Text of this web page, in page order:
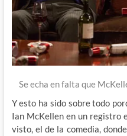
Se echa en falta que
Y esto ha sido sobre todo
Ian McKellen en un registro
visto, el de la comedia,